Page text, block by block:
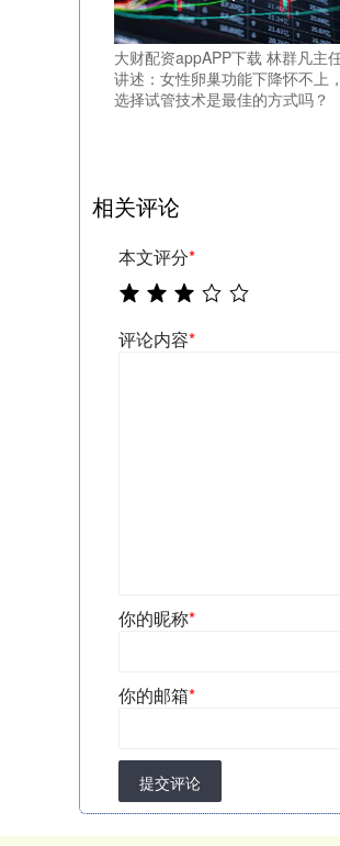
大财配资appAPP下载 林群凡主
讲述：女性卵巢功能下降怀不上，
选择试管技术是最佳的方式吗？
相关评论
本文评分*
评论内容*
你的昵称*
你的邮箱*
提交评论